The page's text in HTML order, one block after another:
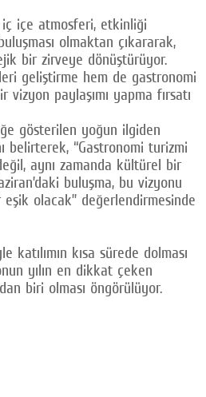
iç içe atmosferi, etkinliği
olmaktan çıkararak,
bir zirveye dönüştürüyor.
geliştirme hem de gastronomi
paylaşımı yapma fırsatı
gösterilen yoğun ilgiden
belirterek, “Gastronomi turizmi
aynı zamanda kültürel bir
buluşma, bu vizyonu
olacak” değerlendirmesinde
katılımın kısa sürede dolması
yılın en dikkat çeken
biri olması öngörülüyor.